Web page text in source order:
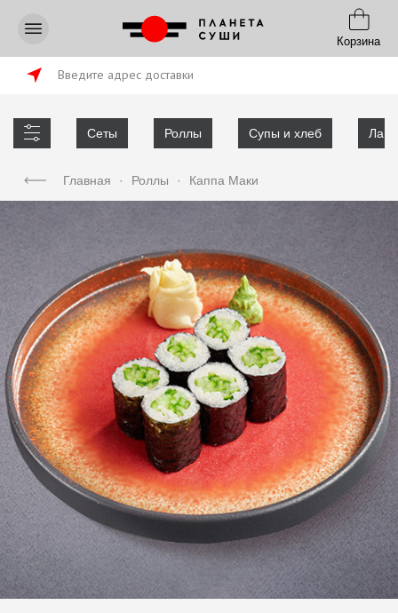
Корзина
Введите адрес доставки
Сеты Роллы Супы и хлеб
Главная · Роллы · Каппа Маки